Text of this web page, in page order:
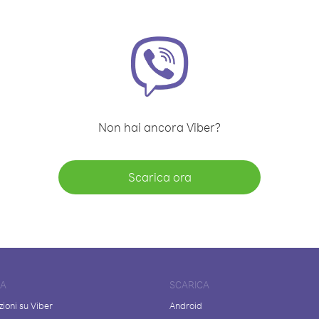
Non hai ancora Viber?
Scarica ora
su Viber
SCARICA
Android